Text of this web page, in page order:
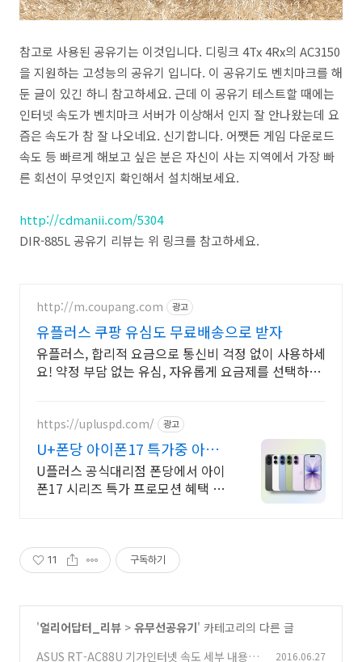
참고로 사용된 공유기는 이것입니다. 디링크 4Tx 4Rx의 AC3150
을 지원하는 고성능의 공유기 입니다. 이 공유기도 벤치마크를 해
둔 글이 있긴 하니 참고하세요. 근데 이 공유기 테스트할 때에는
인터넷 속도가 벤치마크 서버가 이상해서 인지 잘 안나왔는데 요
즘은 속도가 참 잘 나오네요. 신기합니다. 어쨋든 게임 다운로드
속도 등 빠르게 해보고 싶은 분은 자신이 사는 지역에서 가장 빠
른 회선이 무엇인지 확인해서 설치해보세요.
http://cdmanii.com/5304
DIR-885L 공유기 리뷰는 위 링크를 참고하세요.
http://m.coupang.com 광고
유플러스 쿠팡 유심도 무료배송으로 받자
유플러스, 합리적 요금으로 통신비 걱정 없이 사용하세
요! 약정 부담 없는 유심, 자유롭게 요금제를 선택하고
https://upluspd.com/ 광고
U+폰당 아이폰17 특가중 아이
폰17 특가 한정판매
U플러스 공식대리점 폰당에서 아이
폰17 시리즈 특가 프로모션 혜택 이
11 구독하기
'얼리어답터_리뷰 > 유무선공유기' 카테고리의 다른 글
ASUS RT-AC88U 기가인터넷 속도 세부 내용 살
2016.06.27